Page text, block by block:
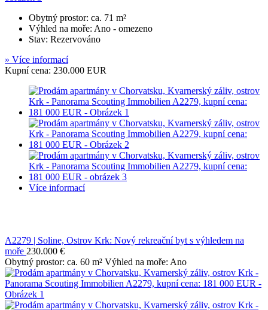
Obytný prostor: ca. 71 m²
Výhled na moře: Ano - omezeno
Stav: Rezervováno
» Více informací
Kupní cena: 230.000 EUR
Více informací
A2279 | Soline, Ostrov Krk: Nový rekreační byt s výhledem na
moře 230.000 €
Obytný prostor: ca. 60 m² Výhled na moře: Ano